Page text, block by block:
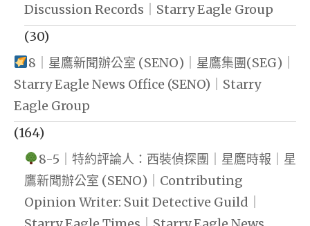
Discussion Records｜Starry Eagle Group
(30)
8｜星鷹新聞辦公室 (SENO)｜星鷹集團(SEG)｜
Starry Eagle News Office (SENO)｜Starry
Eagle Group
(164)
8-5｜特約評論人：西裝偵探團｜星鷹時報｜星
鷹新聞辦公室 (SENO)｜Contributing
Opinion Writer: Suit Detective Guild｜